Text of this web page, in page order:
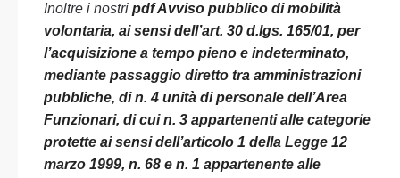
Inoltre i nostri pdf Avviso pubblico di mobilità
volontaria, ai sensi dell’art. 30 d.lgs. 165/01, per
l’acquisizione a tempo pieno e indeterminato,
mediante passaggio diretto tra amministrazioni
pubbliche, di n. 4 unità di personale dell’Area
Funzionari, di cui n. 3 appartenenti alle categorie
protette ai sensi dell’articolo 1 della Legge 12
marzo 1999, n. 68 e n. 1 appartenente alle